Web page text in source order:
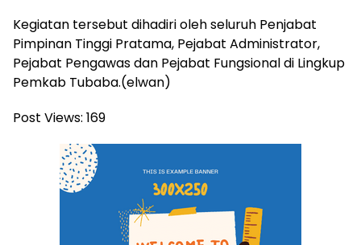
Kegiatan tersebut dihadiri oleh seluruh Penjabat
Pimpinan Tinggi Pratama, Pejabat Administrator,
Pejabat Pengawas dan Pejabat Fungsional di Lingkup
Pemkab Tubaba.(elwan)
Post Views: 169